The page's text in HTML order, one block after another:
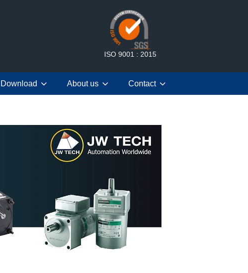
ISO 9001 : 2015
Download About us Contact